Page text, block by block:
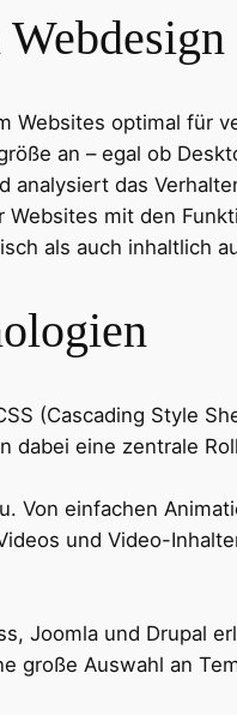
Websites optimal für
an – egal ob
das
mit den
als auch inhaltlich
(Cascading Style
dabei eine zentrale
Von einfachen
und Video-
Joomla und Drupal
große Auswahl an